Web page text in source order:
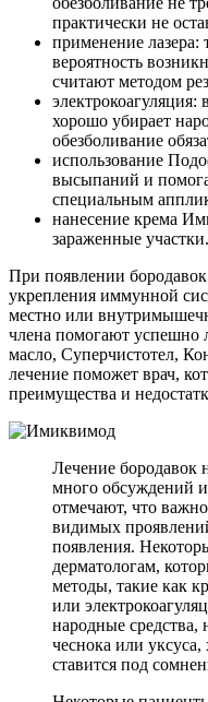
практически не
применение лазера:
вероятность
считают методом
электрокоагуляция:
хорошо убирает
обезболивание
использование
высыпаний и
специальным
нанесение крема
зараженные участки.
При появлении
укрепления иммунной
местно или
члена помогают успешно
масло, Суперчистотел,
лечение поможет врач,
преимущества и
Лечение бородавок
много обсуждений
отмечают, что
видимых
появления.
дерматологам,
методы, такие как
или
народные средства,
чеснока или уксуса,
ставится под